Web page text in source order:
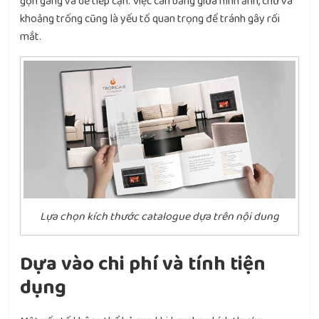
khoảng trống cũng là yếu tố quan trọng để tránh gây rối
mắt.
Lựa chọn kích thước catalogue dựa trên nội dung
Dựa vào chi phí và tính tiện
dụng